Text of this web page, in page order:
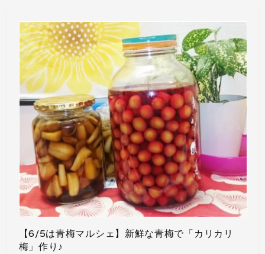
【6/5は青梅マルシェ】新鮮な青梅で「カリカリ
梅」作り♪